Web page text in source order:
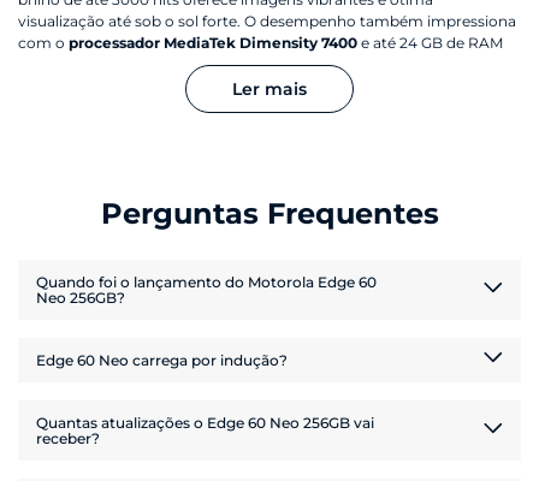
visualização até sob o sol forte. O desempenho também impressiona
com o processador MediaTek Dimensity 7400 e até 24 GB de RAM
com RAM Boost Inteligente.
Além da performance, o
Edge 60 Neotraz bateria de 5000 mAh com
proteção Corning® Gorilla® Glass 7i, som estéreo Dolby Atmos®,
Android 15 e atualizações garantidas de sistema e segurança para
Ler mais
Perguntas Frequentes
Quando foi o lançamento do Motorola Edge 60
Neo 256GB?
Ocelular Motorola Edge 60 Neo 256GB
2025.
Edge 60 Neo carrega por indução?
Não, o celular Motorola Edge 60 Neo 256GBnão tem essa
tecnologia.
Quantas atualizações o Edge 60 Neo 256GB vai
receber?